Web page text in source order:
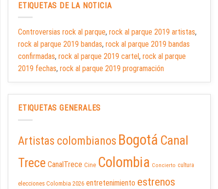
ETIQUETAS DE LA NOTICIA
Controversias rock al parque, rock al parque 2019 artistas,
rock al parque 2019 bandas, rock al parque 2019 bandas
confirmadas, rock al parque 2019 cartel, rock al parque
2019 fechas, rock al parque 2019 programación
ETIQUETAS GENERALES
Artistas colombianos Bogotá Canal
Trece CanalTrece Cine Colombia Concierto cultura
elecciones Colombia 2026 entretenimiento estrenos